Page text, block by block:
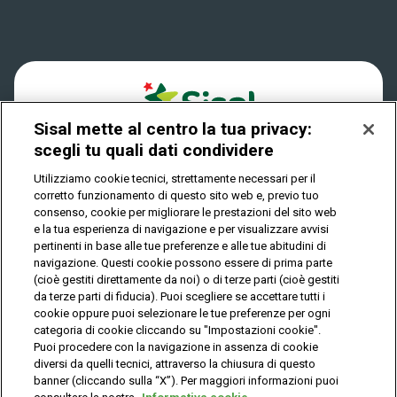
Play Your Date
Privacy
IL GIOCO È VIETATO AI MINORI E PUÒ CAUSARE
DIPENDENZA PATOLOGICA
© Copyright Sisal Italia S.p.A. - P.I. 02433760135
Privacy Cookies
Mappa
del
sito
Sisal mette al centro la tua privacy:
scegli tu quali dati condividere
Utilizziamo cookie tecnici, strettamente necessari per il
corretto funzionamento di questo sito web e, previo tuo
consenso, cookie per migliorare le prestazioni del sito web
e la tua esperienza di navigazione e per visualizzare avvisi
pertinenti in base alle tue preferenze e alle tue abitudini di
navigazione. Questi cookie possono essere di prima parte
(cioè gestiti direttamente da noi) o di terze parti (cioè gestiti
da terze parti di fiducia). Puoi scegliere se accettare tutti i
cookie oppure puoi selezionare le tue preferenze per ogni
categoria di cookie cliccando su "Impostazioni cookie".
Puoi procedere con la navigazione in assenza di cookie
diversi da quelli tecnici, attraverso la chiusura di questo
banner (cliccando sulla “X”). Per maggiori informazioni puoi